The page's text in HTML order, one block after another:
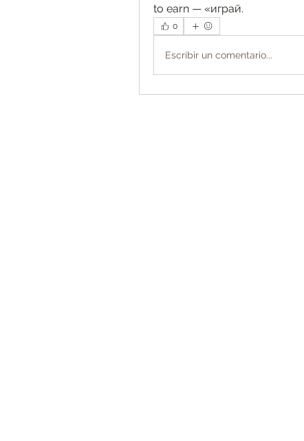
to earn — «играй.
0
Escribir un comentario...